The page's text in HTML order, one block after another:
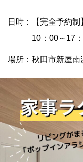
日時：【完全予約
10：00～17
場所：秋田市新屋南